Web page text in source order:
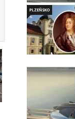
PLZEŇSKO